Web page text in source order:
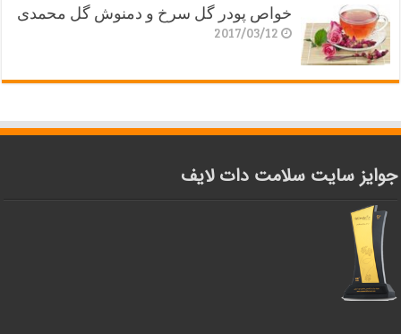
خواص پودر گل سرخ و دمنوش گل محمدی
2017/03/12
جوایز سایت سلامت دات لایف